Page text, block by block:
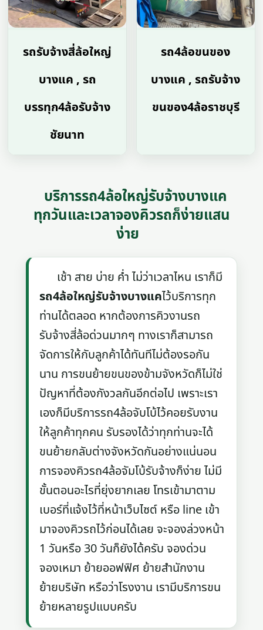
รถรับจ้างสี่ล้อใหญ่
บางแค , รถ
บรรทุก4ล้อรับจ้าง
ชัยนาท
รถ4ล้อขนของ
บางแค , รถรับจ้าง
ขนของ4ล้อราชบุรี
บริการรถ4ล้อใหญ่รับจ้างบางแค
ทุกวันและเวลาจองคิวรถก็ง่ายแสน
ง่าย
เช้า สาย บ่าย ค่ำ ไม่ว่าเวลาไหน เราก็มี
รถ4ล้อใหญ่รับจ้างบางแคไว้บริการทุก
ท่านได้ตลอด หากต้องการคิวงานรถ
รับจ้างสี่ล้อด่วนมากๆ ทางเราก็สามารถ
จัดการให้กับลูกค้าได้ทันทีไม่ต้องรอกัน
นาน การขนย้ายขนของข้ามจังหวัดก็ไม่ใช่
ปัญหาที่ต้องกังวลกันอีกต่อไป เพราะเรา
เองก็มีบริการรถ4ล้อจับโบ้ไว้คอยรับงาน
ให้ลูกค้าทุกคน รับรองได้ว่าทุกท่านจะได้
ขนย้ายกลับต่างจังหวัดกันอย่างแน่นอน
การจองคิวรถ4ล้อจัมโบ้รับจ้างก็ง่าย ไม่มี
ขั้นตอนอะไรที่ยุ่งยากเลย โทรเข้ามาตาม
เบอร์ที่แจ้งไว้ที่หน้าเว็บไซต์ หรือ line เข้า
มาจองคิวรถไว้ก่อนได้เลย จะจองล่วงหน้า
1 วันหรือ 30 วันก็ยังได้ครับ จองด่วน
จองเหมา ย้ายออฟฟิศ ย้ายสำนักงาน
ย้ายบริษัท หรือว่าโรงงาน เรามีบริการขน
ย้ายหลายรูปแบบครับ